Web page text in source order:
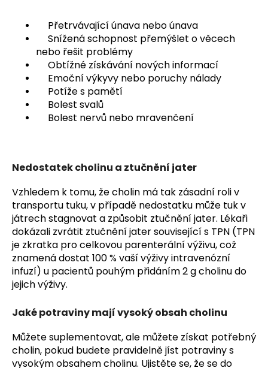
Přetrvávající únava nebo únava
Snížená schopnost přemýšlet o věcech
nebo řešit problémy
Obtížné získávání nových informací
Emoční výkyvy nebo poruchy nálady
Potíže s pamětí
Bolest svalů
Bolest nervů nebo mravenčení
Nedostatek cholinu a ztučnění jater
Vzhledem k tomu, že cholin má tak zásadní roli v
transportu tuku, v případě nedostatku může tuk v
játrech stagnovat a způsobit ztučnění jater. Lékaři
dokázali zvrátit ztučnění jater související s TPN (TPN
je zkratka pro celkovou parenterální výživu, což
znamená dostat 100 % vaší výživy intravenózní
infuzí) u pacientů pouhým přidáním 2 g cholinu do
jejich výživy.
Jaké potraviny mají vysoký obsah cholinu
Můžete suplementovat, ale můžete získat potřebný
cholin, pokud budete pravidelně jíst potraviny s
vysokým obsahem cholinu. Ujistěte se, že se do